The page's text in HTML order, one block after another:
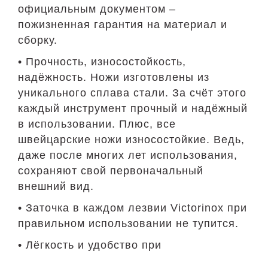
официальным документом –
пожизненная гарантия на материал и
сборку.
• Прочность, износостойкость,
надёжность. Ножи изготовлены из
уникального сплава стали. За счёт этого
каждый инструмент прочный и надёжный
в использовании. Плюс, все
швейцарские ножи износостойкие. Ведь,
даже после многих лет использования,
сохраняют свой первоначальный
внешний вид.
• Заточка в каждом лезвии Victorinox при
правильном использовании не тупится.
• Лёгкость и удобство при